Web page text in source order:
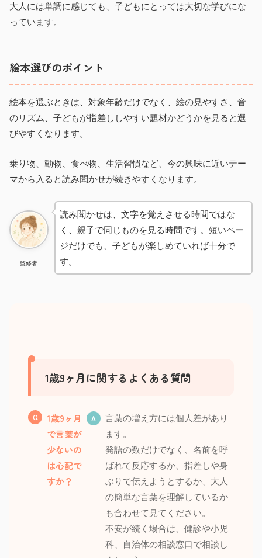
大人には単調に感じても、子どもにとっては大切な学びにな
っています。
絵本選びのポイント
絵本を選ぶときは、対象年齢だけでなく、絵の見やすさ、音
のリズム、子どもが指差ししやすい題材かどうかを見ると選
びやすくなります。
乗り物、動物、食べ物、生活習慣など、今の興味に近いテー
マから入ると読み聞かせが続きやすくなります。
監修者
読み聞かせは、文字を覚えさせる時間ではな
く、親子で同じものを見る時間です。短いペー
ジだけでも、子どもが楽しめていれば十分で
す。
1歳9ヶ月に関するよくある質問
1歳9ヶ月
で言葉が
少ないの
は心配で
すか？
言葉の増え方には個人差があり
ます。
発語の数だけでなく、名前を呼
ばれて反応するか、指差しや身
ぶりで伝えようとするか、大人
の簡単な言葉を理解しているか
も合わせて見てください。
不安が続く場合は、健診や小児
科、自治体の相談窓口で相談し